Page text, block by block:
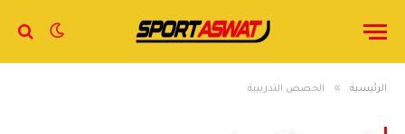
الرئيسية » الحصص التدريبية